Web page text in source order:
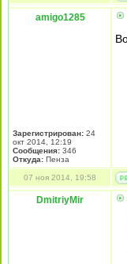
amigo1285
Зарегистрирован: 24
окт 2014, 12:19
Сообщения: 346
Откуда: Пенза
07 ноя 2014, 19:58
DmitriyMir